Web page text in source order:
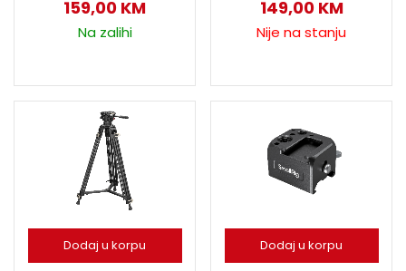
159,00 KM
Na zalihi
149,00 KM
Nije na stanju
Dodaj u korpu Dodaj u korpu